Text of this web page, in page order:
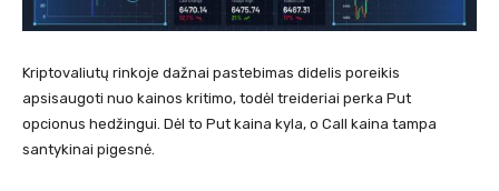
Kriptovaliutų rinkoje dažnai pastebimas didelis poreikis
apsisaugoti nuo kainos kritimo, todėl treideriai perka Put
opcionus hedžingui. Dėl to Put kaina kyla, o Call kaina tampa
santykinai pigesnė.